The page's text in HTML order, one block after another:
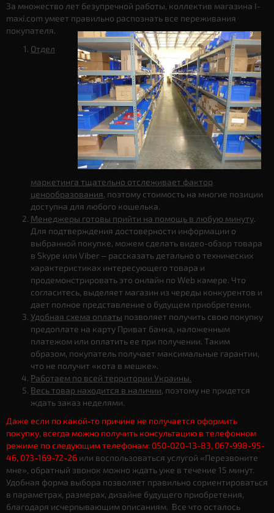
За множество лет безупречной работы, коллектив магазина I-
maxi.com умеет правильно распознать все переживания
покупателя.
Отдел
маркетинга тщательно отслеживает фактор
ценообразования, поэтому стоимость на многие позиции
доступна для любого кошелька.
Менеджеры готовы прийти на помощь в любую минуту.
Для подтверждения достоверности информации о
выбранной покупке, можем сделать видео-обзор товара
в Skype или Viber – рассказать детально о технических
характеристиках интересующего товара и
продемонстрировать это онлайн по Web камере. Что
согласитесь, выделяет магазин из череды конкурентов и
дает полное представление о будущем приобретении.
Удобная схема оплаты позволяет получить свою покупку
предоплате на карту Приват банка, наложенным
платежом или оплатить ее при получении. Таким
образом, покупатель получает максимальные гарантии,
что не получит «кота в мешке».
Работаем по всей территории Украины.
Весь товар находится в наличии, поэтому не придется
ждать заказ неделями.
Даже если по какой-то причине не получается оформить
покупку, всегда можно получить консультацию в телефонном
режиме по следующим телефонам: 050-020-13-83, 067-998-95-
46, 073-169-72-26 или воспользоваться услугой «Перезвоните
мне», обратный звонок можно ждать уже в течение 15 минут.
Удобная форма выбора позволяет правильно сориентироваться
в параметрах, размерах, дизайне будущего приобретения,
благодаря исчерпывающим описаниям. Все что осталось